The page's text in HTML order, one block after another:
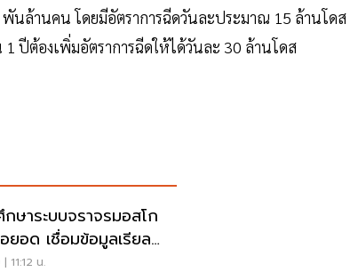
นล้านคน โดยมีอัตราการฉีดวันละประมาณ 15 ล้านโดส
ปีต้องเพิ่มอัตราการฉีดให้ได้วันละ 30 ล้านโดส
ษาระบบจราจรมอสโก
ยอด เชื่อมข้อมูลเรียล
ติด
11:12 น.